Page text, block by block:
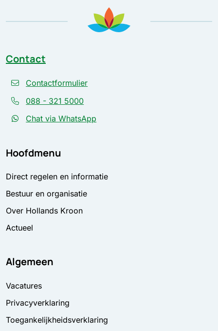
Contact
Contactformulier
088 - 321 5000
Chat via WhatsApp
Hoofdmenu
Direct regelen en informatie
Bestuur en organisatie
Over Hollands Kroon
Actueel
Algemeen
Vacatures
Privacyverklaring
Toegankelijkheidsverklaring